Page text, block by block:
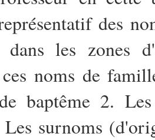
des
dans les
noms de
baptême 2.
surnoms